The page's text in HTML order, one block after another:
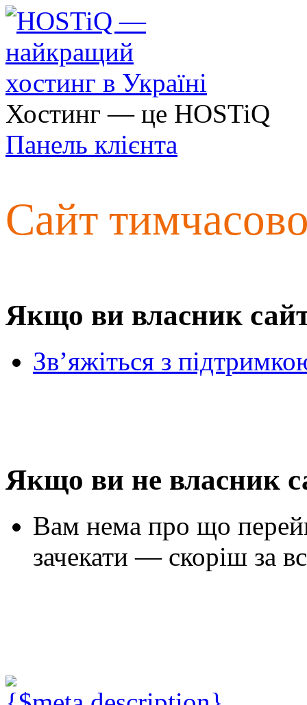
Хостинг — це HOSTiQ
Панель клієнта
Сайт
Якщо ви власник
Зв’яжіться з
Якщо ви не власник
Вам нема про що
зачекати — скоріш за